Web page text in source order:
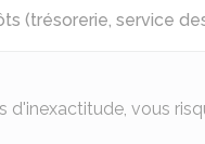
(trésorerie, service
d'inexactitude, vous